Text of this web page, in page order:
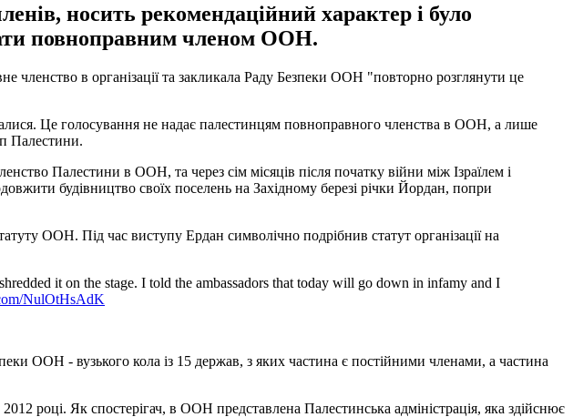
носить рекомендаційний характер і було
повноправним членом ООН.
в організації та закликала Раду Безпеки ООН "повторно розглянути це
Це голосування не надає палестинцям повноправного членства в ООН, а лише
Палестини.
Палестини в ООН, та через сім місяців після початку війни між Ізраїлем і
будівництво своїх поселень на Західному березі річки Йордан, попри
ООН. Під час виступу Ердан символічно подрібнив статут організації на
it on the stage. I told the ambassadors that today will go down in infamy and I
NulOtHsAdK
ООН - вузького кола із 15 держав, з яких частина є постійними членами, а частина
році. Як спостерігач, в ООН представлена Палестинська адміністрація, яка здійснює